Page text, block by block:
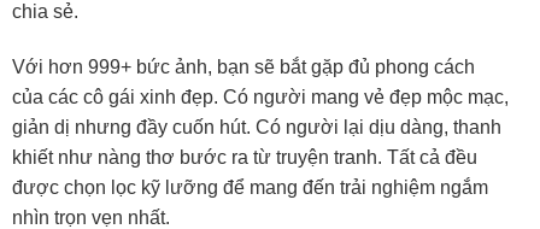
chia sẻ.
Với hơn 999+ bức ảnh, bạn sẽ bắt gặp đủ phong cách
của các cô gái xinh đẹp. Có người mang vẻ đẹp mộc mạc,
giản dị nhưng đầy cuốn hút. Có người lại dịu dàng, thanh
khiết như nàng thơ bước ra từ truyện tranh. Tất cả đều
được chọn lọc kỹ lưỡng để mang đến trải nghiệm ngắm
nhìn trọn vẹn nhất.